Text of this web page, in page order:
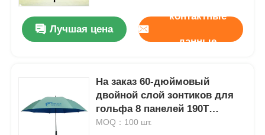
Лучшая цена
контактные
данные
На заказ 60-дюймовый
двойной слой зонтиков для
гольфа 8 панелей 190T
полиэстер Pongee
MOQ：100 шт.